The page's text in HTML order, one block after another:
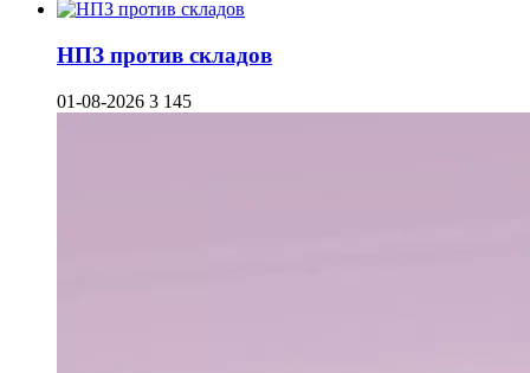
НПЗ против складов
01-08-2026 3 145